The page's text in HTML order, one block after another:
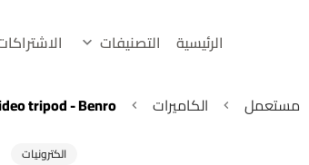
الرئيسية التصنيفات
مستعمل الكاميرات tripod - Benro
الكترونيات